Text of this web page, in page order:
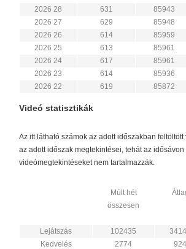
2026 28
631 85943
2026 27
629 85948
2026 26
614 85959
2026 25
613 85961
2026 24
617 85961
2026 23
614 85936
2026 22
619 85872
Videó statisztikák
Az itt látható számok az adott időszakban
az adott időszak megtekintései, tehát az idősávon
videómegtekintéseket nem tartalmazzák.
Múlt hét
összesen
Lejátszás
102435
Kedvelés
2774 924